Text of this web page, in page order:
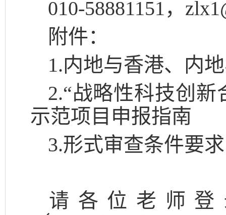
010-58881151，
附件：
1.内地与香港、内
2.“战略性科技创新
示范项目申报指南
3.形式审查条件要求
请各位老师